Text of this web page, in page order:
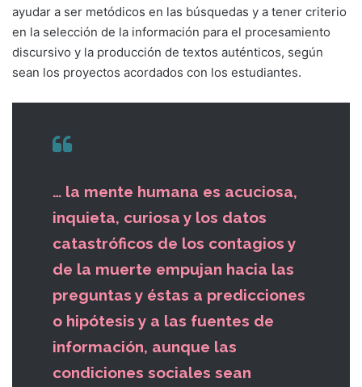
ayudar a ser metódicos en las búsquedas y a tener criterio
en la selección de la información para el procesamiento
discursivo y la producción de textos auténticos, según
sean los proyectos acordados con los estudiantes.
… la mente humana es acuciosa,
inquieta, curiosa y los datos
catastróficos de los contagios y
de la muerte empujan hacia las
preguntas y éstas a predicciones
o hipótesis y a las fuentes de
información, aunque las
condiciones sociales sean